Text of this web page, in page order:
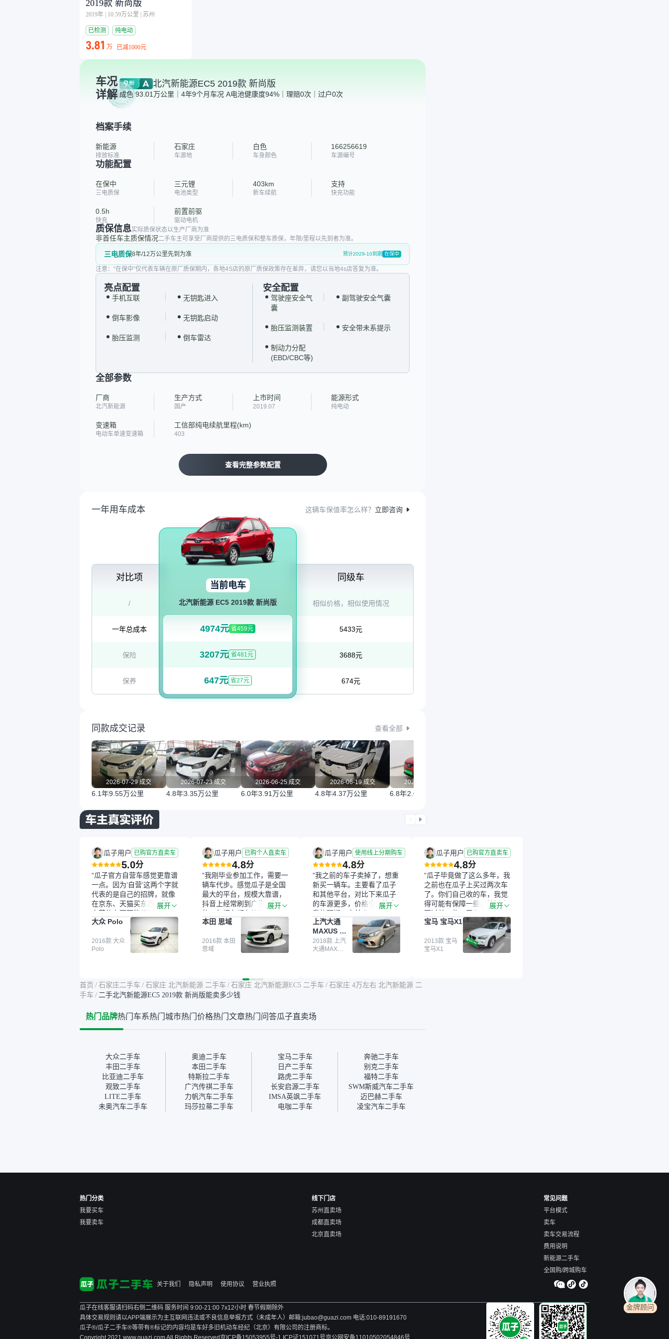
2019款 新尚版
2019年 10.59万公里 苏州
已检测 纯电动
3.81 万 已减1000元
车况
详解
北汽新能源EC5 2019款 新尚版
成色 93.01万公里｜4年9个月车况 A电池健康度94%｜理赔0次｜过户0次
档案手续
新能源
排放标准
石家庄
车源地
白色
车身颜色
166256619
车源编号
功能配置
在保中
三电质保
三元锂
电池类型
403km
新车续航
支持
快充功能
0.5h
快充
前置前驱
驱动电机
质保信息实际质保状态以生产厂商为准
非首任车主质保情况二手车主可享受厂商提供的三电质保和整车质保，年限/里程以先到者为准。
三电质保8年/12万公里先到为准 预计2029-10到期 在保中
注意：“在保中”仅代表车辆在原厂质保期内，各地4S店的原厂质保政策存在差异，请您以当地4s店答复为准。
亮点配置
手机互联 无钥匙进入
倒车影像 无钥匙启动
胎压监测 倒车雷达
安全配置
驾驶座安全气
囊
副驾驶安全气囊
胎压监测装置 安全带未系提示
制动力分配
(EBD/CBC等)
全部参数
厂商
北汽新能源
生产方式
国产
上市时间
2019.07
能源形式
纯电动
变速箱
电动车单速变速箱
工信部纯电续航里程(km)
403
查看完整参数配置
一年用车成本 这辆车保值率怎么样？ 立即咨询
对比项
/
一年总成本
保险
保养
当前电车
北汽新能源 EC5 2019款 新尚版
4974元 省459元
3207元 省481元
647元 省27元
同级车
相似价格，相似使用情况
5433元
3688元
674元
同款成交记录 查看全部
2026-07-29 成交
6.1年9.55万公里
2026-07-23 成交
4.8年3.35万公里
2026-06-25 成交
6.0年3.91万公里
2026-06-19 成交
4.8年4.37万公里
2026-06-16 成交
6.8年2.05万公里
瓜子用户 已购官方直卖车
5.0分
“瓜子官方自营车感觉更靠谱
一点。因为‘自营’这两个字就
代表的是自己的招牌，就像
在京东、天猫买东西一样，
自营的东西可能都要好一
点。就是这种刻板印象吧。
一开始买二手车的时候，我
确实有担心过事故车、泡水
车这些问题。瓜子的检测报
况。我拿到你们的信息之
后，自己又在线上去做了一
台），同时也找了朋友帮忙
线下看车。结果跟你们的报
我第一天看车，第二天你们
就约我到店，我第三天去提
的车。去之前我提前跟交接
人员说好，到了之后要当着
我的面再做一次复检，你们
也安排了师傅，服务可以，
速度很快。体验下来自营车
展开
大众 Polo
2016款 大众
Polo
瓜子用户 已购个人直卖车
4.8分
“我刚毕业参加工作，需要一
辆车代步。感觉瓜子是全国
最大的平台，规模大靠谱，
抖音上经常刷到广告，挺火
的。每辆车都有检测报告，
这个让我很放心。去外面买
车全凭卖家一张嘴，不敢
买。我买了本田思域，白
色，过户次数少，公里数符
平台，车价贵点也正常，毕
竟有保障。其他平台上很多
车没有第三方检测报告，不
多花点钱买个放心。从个人
展开
本田 思域
2016款 本田
思域
瓜子用户 使用线上分期购车
4.8分
“我之前的车子卖掉了，想重
新买一辆车。主要看了瓜子
和其他平台，对比下来瓜子
的车源更多，价格也更符合
我的预期。之前卖车来过瓜
子，虽然价格没谈成，但
APP一直留着。瓜子毕竟是
大平台，整体印象还好。我
最终买了一台上汽大通，18
期，这一点很便捷，其他平
心的额外价值。虽然我砍过
为瓜子有质保，车子出小毛
病维修更有保障。”
展开
上汽大通
MAXUS 大
通G10
2018款 上汽
大通MAXUS
瓜子用户 已购官方直卖车
4.8分
“瓜子毕竟做了这么多年，我
之前也在瓜子上买过两次车
了。你们自己收的车，我觉
得可能有保障一些，检测会
更过关一些。平台自己收上
来再卖的车，应该更可靠。
我买的是宝马X1，主要看中
它的价格和公里数比较合
适。另外，瓜子承诺无火
展开
宝马 宝马X1
2013款 宝马
宝马X1
首页 / 石家庄二手车 / 石家庄 北汽新能源 二手车 / 石家庄 北汽新能源EC5 二手车 / 石家庄 4万左右 北汽新能源 二
手车 / 二手北汽新能源EC5 2019款 新尚版能卖多少钱
热门品牌热门车系热门城市热门价格热门文章热门问答瓜子直卖场
大众二手车 奥迪二手车 宝马二手车
奔驰二手车
丰田二手车
本田二手车 日产二手车
别克二手车
比亚迪二手车
特斯拉二手车 路虎二手车
福特二手车
观致二手车
广汽传祺二手车 长安启源二手车
SWM斯威汽车二手车
LITE二手车
力帆汽车二手车 IMSA英飒二手车
迈巴赫二手车
未奥汽车二手车
玛莎拉蒂二手车 电咖二手车 凌宝汽车二手车
热门分类
我要买车
我要卖车
线下门店
苏州直卖场
成都直卖场
北京直卖场
常见问题
平台模式
卖车
卖车交易流程
费用说明
新能源二手车
全国购/跨城购车
关于我们
隐私声明 使用协议 营业执照
瓜子在线客服请扫码右侧二维码 服务时间 9:00-21:00 7x12小时 春节假期除外
具体交易规则请以APP端展示为主 互联网违法或不良信息举报方式（未成年人）邮箱:jubao@guazi.com 电话:010-89191670
瓜子®/瓜子二手车®等带有®标记的内容均是车好多旧机动车经纪（北京）有限公司的注册商标。
Copyright 2021 www.guazi.com All Rights Reserved京ICP备15053955号-1 ICP证151071号京公网安备11010502054846号
金牌顾问